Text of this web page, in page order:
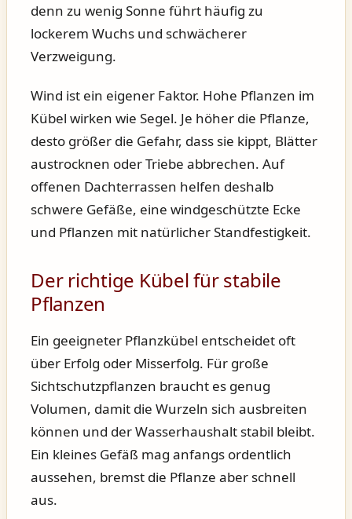
denn zu wenig Sonne führt häufig zu
lockerem Wuchs und schwächerer
Verzweigung.
Wind ist ein eigener Faktor. Hohe Pflanzen im
Kübel wirken wie Segel. Je höher die Pflanze,
desto größer die Gefahr, dass sie kippt, Blätter
austrocknen oder Triebe abbrechen. Auf
offenen Dachterrassen helfen deshalb
schwere Gefäße, eine windgeschützte Ecke
und Pflanzen mit natürlicher Standfestigkeit.
Der richtige Kübel für stabile
Pflanzen
Ein geeigneter Pflanzkübel entscheidet oft
über Erfolg oder Misserfolg. Für große
Sichtschutzpflanzen braucht es genug
Volumen, damit die Wurzeln sich ausbreiten
können und der Wasserhaushalt stabil bleibt.
Ein kleines Gefäß mag anfangs ordentlich
aussehen, bremst die Pflanze aber schnell
aus.